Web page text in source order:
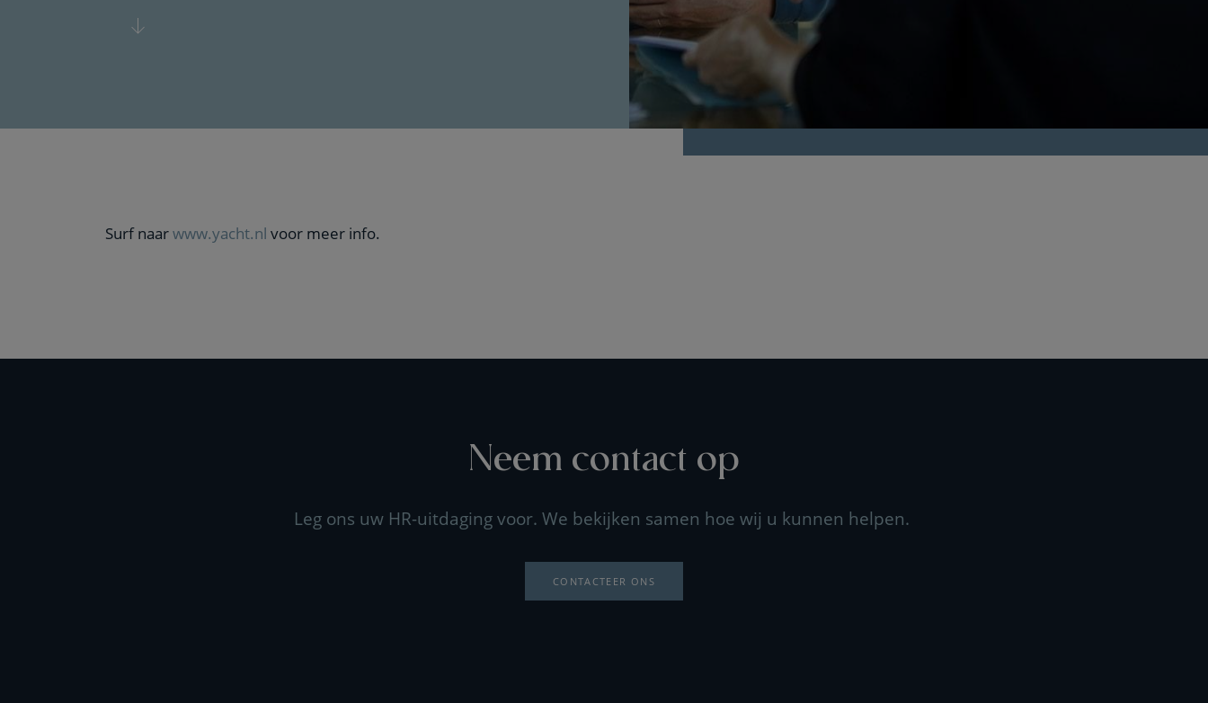
Surf naarwww.yacht.nl voor meer info.
Neem contact op
Leg ons uw HR-uitdaging voor. We bekijken samen hoe wij u kunnen helpen.
CONTACTEER ONS